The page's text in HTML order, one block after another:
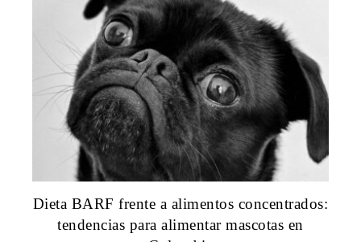
Dieta BARF frente a alimentos concentrados:
tendencias para alimentar mascotas en